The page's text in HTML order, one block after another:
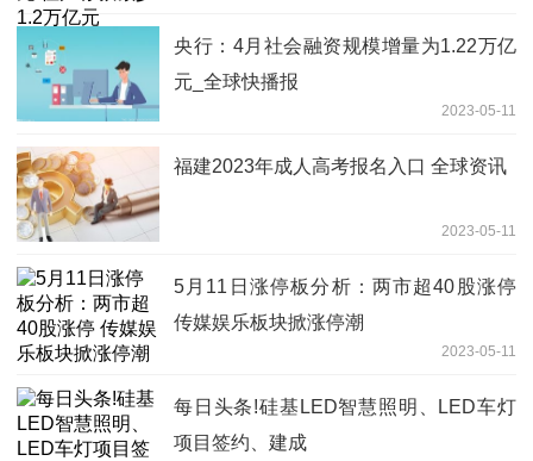
央行：4月社会融资规模增量为1.22万亿
元_全球快播报
2023-05-11
福建2023年成人高考报名入口 全球资讯
2023-05-11
5月11日涨停板分析：两市超40股涨停
传媒娱乐板块掀涨停潮
2023-05-11
每日头条!硅基LED智慧照明、LED车灯
项目签约、建成